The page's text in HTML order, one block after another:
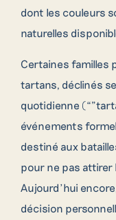
dont les couleurs
naturelles
Certaines familles
tartans, déclinés
quotidienne
événements
destiné aux
pour ne pas attirer
Aujourd’hui
décision